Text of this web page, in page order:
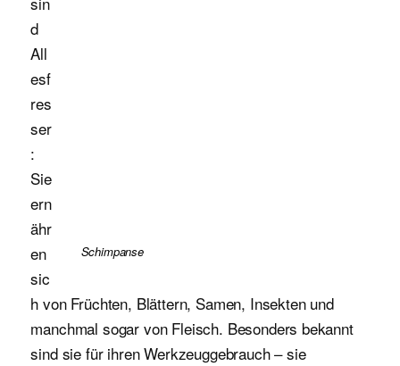
Schimpanse
d
All
esf
res
ser
:
Sie
ern
ähr
en
sic
h von Früchten, Blättern, Samen, Insekten und
manchmal sogar von Fleisch. Besonders bekannt
sind sie für ihren Werkzeuggebrauch – sie